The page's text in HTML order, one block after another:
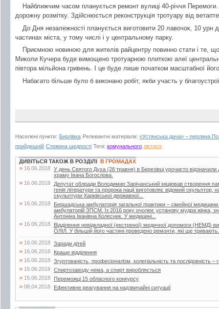
Найближчим часом планується ремонт вулиці 40-річчя
дорожну розмітку. Здійснюється реконструкція тротуару від
До Дня незалежності планується виготовити 20 лавочок, 10 урн
частинах міста, у тому числі і у центральному парку.
Приємною новиною для жителів райцентру повинно стати і те,
Миколи Кучера буде вимощено тротуарною плиткою алеї
півтора мільйона гривень. І це буде лише початком масштабної його
Набагато більше було б виконано робіт, якби участь у
Населені пункти: Бирлівка Релевантні матеріали: «Устянська дача» – перлина
прийдешній Стежина щедрості Теги: комунального лісгосп
ДИВІТЬСЯ ТАКОЖ В РОЗДІЛІ В ГРОМАДАХ
» 16.06.2018 У день Святого Духа (28 травня) в Березівці урочисто відзначили
храму Івана Богослова.
» 16.06.2018
Депутат облради Володимир Зарічанський ініціював створення
генія літератури та пророка нації виготовляє відомий
скульптури Харківської державної...
» 16.06.2018
Бершадська амбулаторія загальної практики – сімейної
амбулаторій ЗПСМ. Із 2016 року очолює установу мудра жінка,
Антоніна Іванівна Колесник. У медицині...
» 16.06.2018
Відділення невідкладної (екстреної) медичної допомоги (НЕМД)
ОЛІЛ. У більшій його частині проведено ремонти, які ще тривають.
» 16.06.2018 Заради дітей
» 16.06.2018 Краще відділення
» 16.06.2018 Згуртованість, професіоналізм, колегіальність та послідовність –
» 15.06.2018 Спиртозаводу нема, а спирт виробляється
» 15.06.2018 Переможці 15 обласного конкурсу
» 08.04.2018 Ефективне реагування на надзвичайні ситуації